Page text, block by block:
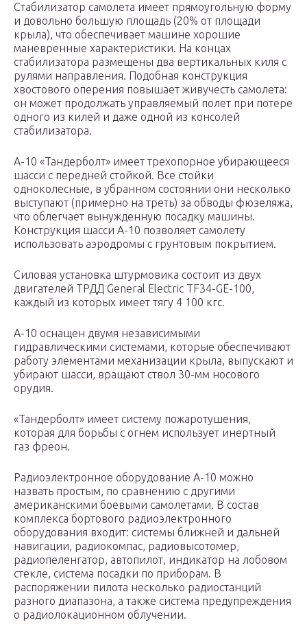
Стабилизатор самолета имеет прямоугольную форму
и довольно большую площадь (20% от площади
крыла), что обеспечивает машине хорошие
маневренные характеристики. На концах
стабилизатора размещены два вертикальных киля с
рулями направления. Подобная конструкция
хвостового оперения повышает живучесть самолета:
он может продолжать управляемый полет при потере
одного из килей и даже одной из консолей
стабилизатора.
А-10 «Тандерболт» имеет трехопорное убирающееся
шасси с передней стойкой. Все стойки
одноколесные, в убранном состоянии они несколько
выступают (примерно на треть) за обводы фюзеляжа,
что облегчает вынужденную посадку машины.
Конструкция шасси А-10 позволяет самолету
использовать аэродромы с грунтовым покрытием.
Силовая установка штурмовика состоит из двух
двигателей ТРДД General Electric TF34-GE-100,
каждый из которых имеет тягу 4 100 кгс.
А-10 оснащен двумя независимыми
гидравлическими системами, которые обеспечивают
работу элементами механизации крыла, выпускают и
убирают шасси, вращают ствол 30-мм носового
орудия.
«Тандерболт» имеет систему пожаротушения,
которая для борьбы с огнем использует инертный
газ фреон.
Радиоэлектронное оборудование А-10 можно
назвать простым, по сравнению с другими
американскими боевыми самолетами. В состав
комплекса бортового радиоэлектронного
оборудования входит: системы ближней и дальней
навигации, радиокомпас, радиовысотомер,
радиопеленгатор, автопилот, индикатор на лобовом
стекле, система посадки по приборам. В
распоряжении пилота несколько радиостанций
разного диапазона, а также система предупреждения
о радиолокационном облучении.